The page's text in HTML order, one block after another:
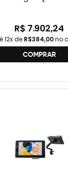
R$ 7.902,24
12x de R$384,00no
COMPRAR